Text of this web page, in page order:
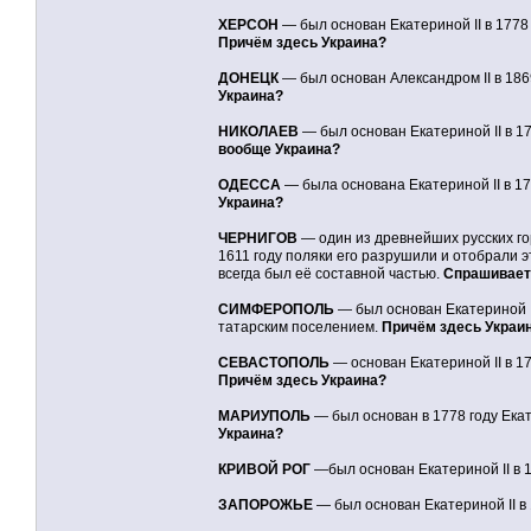
ХЕРСОН — был основан Екатериной II в 1778
Причём здесь Украина?
ДОНЕЦК— был основан Александром II в
Украина?
НИКОЛАЕВ — был основан Екатериной II в
вообще Украина?
ОДЕССА — была основана Екатериной II в
Украина?
ЧЕРНИГОВ — один из древнейших русских
1611 году поляки его разрушили и отобрали
всегда был её составной частью.
СИМФЕРОПОЛЬ — был основан Екатериной
татарским поселением. Причём здесь
СЕВАСТОПОЛЬ — основан Екатериной II в
Причём здесь Украина?
МАРИУПОЛЬ — был основан в 1778 году
Украина?
КРИВОЙ РОГ —был основан Екатериной II в
ЗАПОРОЖЬЕ — был основан Екатериной II в